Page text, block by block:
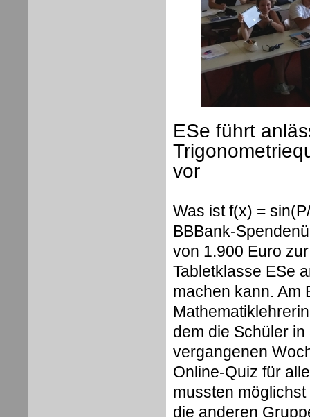
ESe führt
vor
Was ist f(x) = sin(P
BBBank-
von 1.900 Euro
Tabletklasse ESe
machen kann. Am
dem die Schüler
vergangenen
Online-Quiz für
mussten
die anderen